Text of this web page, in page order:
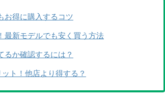
お得に購入するコツ
最新モデルでも安く買う方法
るか確認するには？
ト！他店より得する？